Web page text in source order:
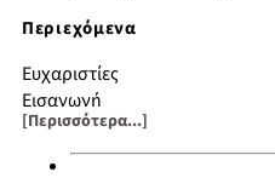
Περιεχόμενα
Ευχαριστίες
Εισαγωγή
Από το μεταλλευτικό στο
Οι συνθήκες ένταξης των
[Περισσότερα...]